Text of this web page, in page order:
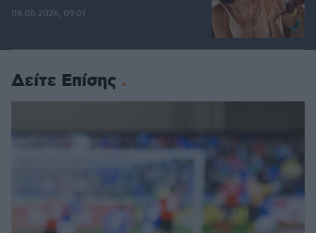
08.08.2026, 09:01
Δείτε Επίσης